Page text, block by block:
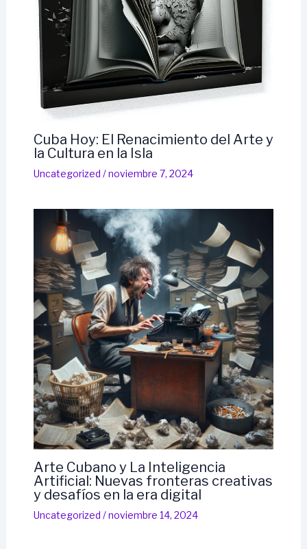
Cuba Hoy: El Renacimiento del Arte y
la Cultura en la Isla
Uncategorized /noviembre 7, 2024
Arte Cubano y La Inteligencia
Artificial: Nuevas fronteras creativas
y desafíos en la era digital
Uncategorized /noviembre 14, 2024